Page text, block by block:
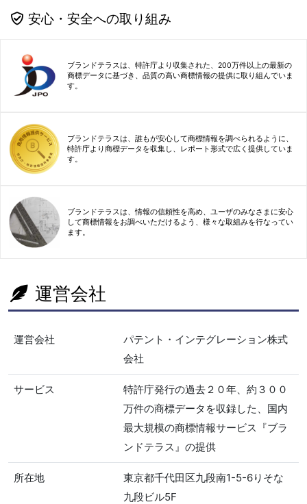
安心・安全への取り組み
ブランドテラスは、特許庁より収集された、200万件以上の最新の
商標データに基づき、品質の高い商標情報の提供に取り組んでいま
す。
ブランドテラスは、誰もが安心して商標情報を調べられるように、
特許庁より商標データを収集し、レポート形式で広く提供していま
す。
ブランドテラスは、情報の信頼性を高め、ユーザのみなさまに安心
して商標情報をお調べいただけるよう、様々な取組みを行なってい
ます。
運営会社
運営会社
パテント・インテグレーション株式
会社
サービス
特許庁発行の過去２０年、約３００
万件の商標データを収録した、国内
最大規模の商標情報サービス『ブラ
ンドテラス』の提供
所在地
東京都千代田区九段南1-5-6りそな
九段ビル5F